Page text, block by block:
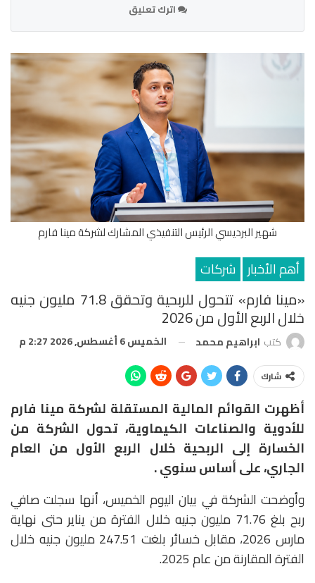
اترك تعليق
شهير البرديسي الرئيس التنفيذي المشارك لشركة مينا فارم
أهم الأخبار شركات
«مينا فارم» تتحول للربحية وتحقق 71.8 مليون جنيه
خلال الربع الأول من 2026
كتب ابراهيم محمد الخميس 6 أغسطس, 2026 2:27 م
شارك
أظهرت القوائم المالية المستقلة لشركة مينا فارم
للأدوية والصناعات الكيماوية، تحول الشركة من
الخسارة إلى الربحية خلال الربع الأول من العام
الجاري، على أساس سنوي .
وأوضحت الشركة في بيان اليوم الخميس، أنها سجلت صافي
ربح بلغ 71.76 مليون جنيه خلال الفترة من يناير حتى نهاية
مارس 2026، مقابل خسائر بلغت 247.51 مليون جنيه خلال
الفترة المقارنة من عام 2025.